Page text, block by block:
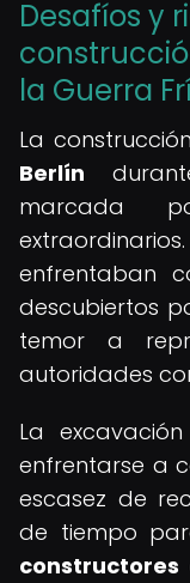
Desafíos y
la Guerra
La
Berlín
marcada
enfrentaban
descubiertos
temor a
autoridades
La
enfrentarse a
escasez de
de tiempo